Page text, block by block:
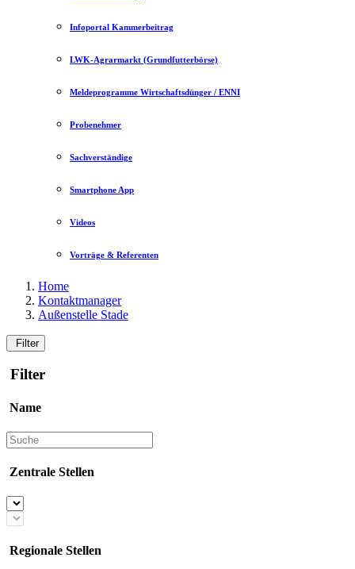
Infoportal Kammerbeitrag
LWK-Agrarmarkt (Grundfutterbörse)
Meldeprogramme Wirtschaftsdünger / ENNI
Probenehmer
Sachverständige
Smartphone App
Videos
Vorträge & Referenten
Home
Kontaktmanager
Außenstelle Stade
Filter
Filter
Name
Zentrale Stellen
Regionale Stellen